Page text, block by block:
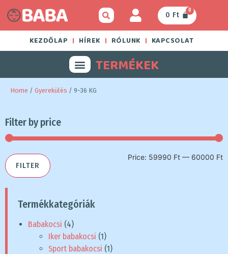
0 Ft
0
KEZDŐLAP HÍREK RÓLUNK KAPCSOLAT
TERMÉKEK
Home / Gyerekülés / 9-36 KG
Filter by price
FILTER
Price: 59990 Ft — 60000 Ft
Termékkategóriák
Babakocsi (4)
Iker babakocsi (1)
Sport babakocsi (1)